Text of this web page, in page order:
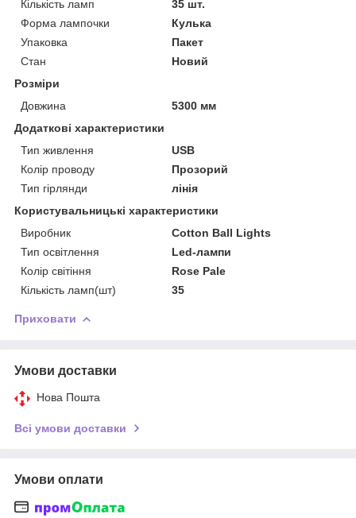
Кількість ламп
35 шт.
Форма лампочки
Кулька
Упаковка
Пакет
Стан
Новий
Розміри
Довжина
5300 мм
Додаткові характеристики
Тип живлення
USB
Колір проводу
Прозорий
Тип гірлянди
лінія
Користувальницькі характеристики
Виробник
Cotton Ball Lights
Тип освітлення
Led-лампи
Колір світіння
Rose Pale
Кількість ламп(шт)
35
Приховати
Умови доставки
Нова Пошта
Всі умови доставки
Умови оплати